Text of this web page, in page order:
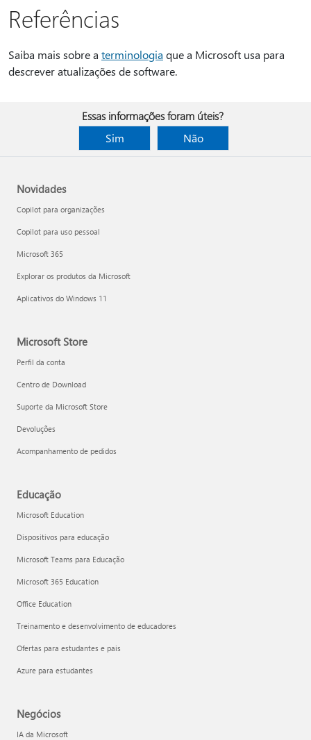
Referências
Saiba mais sobre a terminologia que a Microsoft usa para
descrever atualizações de software.
Essas informações foram úteis?
Sim
Não
Novidades
Copilot para organizações
Copilot para uso pessoal
Microsoft 365
Explorar os produtos da Microsoft
Aplicativos do Windows 11
Microsoft Store
Perfil da conta
Centro de Download
Suporte da Microsoft Store
Devoluções
Acompanhamento de pedidos
Educação
Microsoft Education
Dispositivos para educação
Microsoft Teams para Educação
Microsoft 365 Education
Office Education
Treinamento e desenvolvimento de educadores
Ofertas para estudantes e pais
Azure para estudantes
Negócios
IA da Microsoft